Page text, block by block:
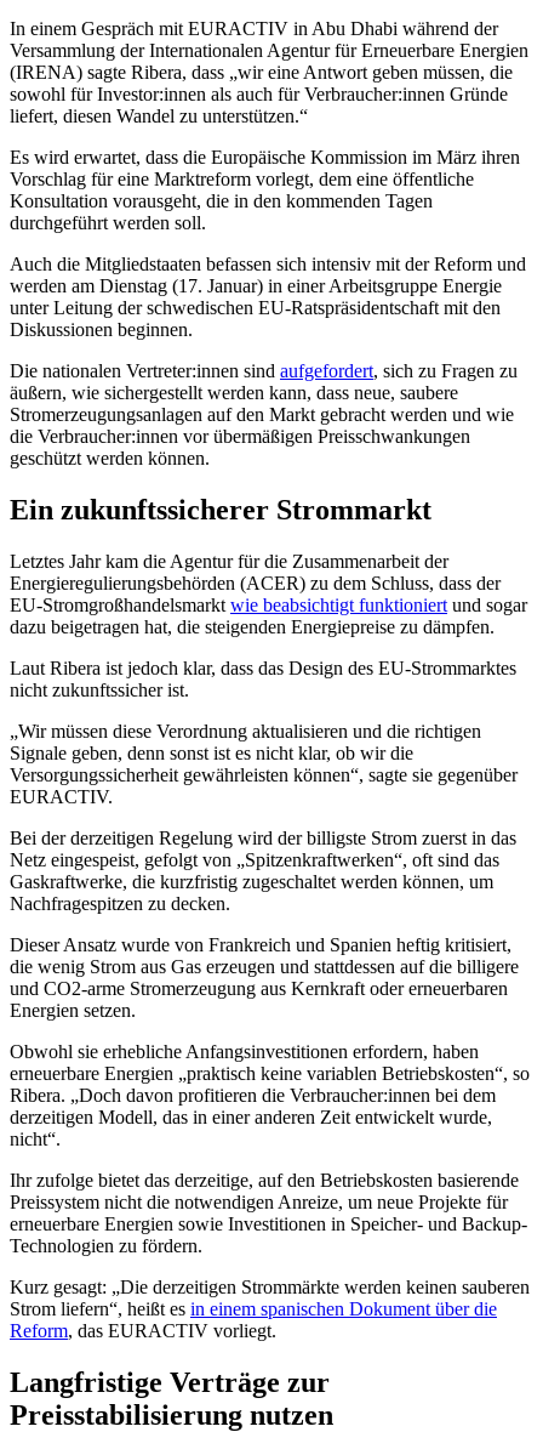
In einem Gespräch mit EURACTIV in Abu Dhabi während der
Versammlung der Internationalen Agentur für Erneuerbare Energien
(IRENA) sagte Ribera, dass „wir eine Antwort geben müssen, die
sowohl für Investor:innen als auch für Verbraucher:innen Gründe
liefert, diesen Wandel zu unterstützen.“
Es wird erwartet, dass die Europäische Kommission im März ihren
Vorschlag für eine Marktreform vorlegt, dem eine öffentliche
Konsultation vorausgeht, die in den kommenden Tagen
durchgeführt werden soll.
Auch die Mitgliedstaaten befassen sich intensiv mit der Reform und
werden am Dienstag (17. Januar) in einer Arbeitsgruppe Energie
unter Leitung der schwedischen EU-Ratspräsidentschaft mit den
Diskussionen beginnen.
Die nationalen Vertreter:innen sind aufgefordert, sich zu Fragen zu
äußern, wie sichergestellt werden kann, dass neue, saubere
Stromerzeugungsanlagen auf den Markt gebracht werden und wie
die Verbraucher:innen vor übermäßigen Preisschwankungen
geschützt werden können.
Ein zukunftssicherer Strommarkt
Letztes Jahr kam die Agentur für die Zusammenarbeit der
Energieregulierungsbehörden (ACER) zu dem Schluss, dass der
EU-Stromgroßhandelsmarkt wie beabsichtigt funktioniert und sogar
dazu beigetragen hat, die steigenden Energiepreise zu dämpfen.
Laut Ribera ist jedoch klar, dass das Design des EU-Strommarktes
nicht zukunftssicher ist.
„Wir müssen diese Verordnung aktualisieren und die richtigen
Signale geben, denn sonst ist es nicht klar, ob wir die
Versorgungssicherheit gewährleisten können“, sagte sie gegenüber
EURACTIV.
Bei der derzeitigen Regelung wird der billigste Strom zuerst in das
Netz eingespeist, gefolgt von „Spitzenkraftwerken“, oft sind das
Gaskraftwerke, die kurzfristig zugeschaltet werden können, um
Nachfragespitzen zu decken.
Dieser Ansatz wurde von Frankreich und Spanien heftig kritisiert,
die wenig Strom aus Gas erzeugen und stattdessen auf die billigere
und CO2-arme Stromerzeugung aus Kernkraft oder erneuerbaren
Energien setzen.
Obwohl sie erhebliche Anfangsinvestitionen erfordern, haben
erneuerbare Energien „praktisch keine variablen Betriebskosten“, so
Ribera. „Doch davon profitieren die Verbraucher:innen bei dem
derzeitigen Modell, das in einer anderen Zeit entwickelt wurde,
nicht“.
Ihr zufolge bietet das derzeitige, auf den Betriebskosten basierende
Preissystem nicht die notwendigen Anreize, um neue Projekte für
erneuerbare Energien sowie Investitionen in Speicher- und Backup-
Technologien zu fördern.
Kurz gesagt: „Die derzeitigen Strommärkte werden keinen sauberen
Strom liefern“, heißt es in einem spanischen Dokument über die
Reform, das EURACTIV vorliegt.
Langfristige Verträge zur
Preisstabilisierung nutzen